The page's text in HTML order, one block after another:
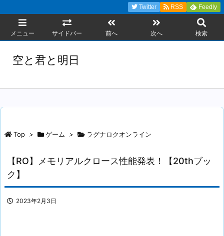
メニュー サイドバー 前へ 次へ 検索
Twitter RSS Feedly
空と君と明日
Top > ゲーム > ラグナロクオンライン
【RO】メモリアルクロース性能発表！【20thブッ
ク】
2023年2月3日